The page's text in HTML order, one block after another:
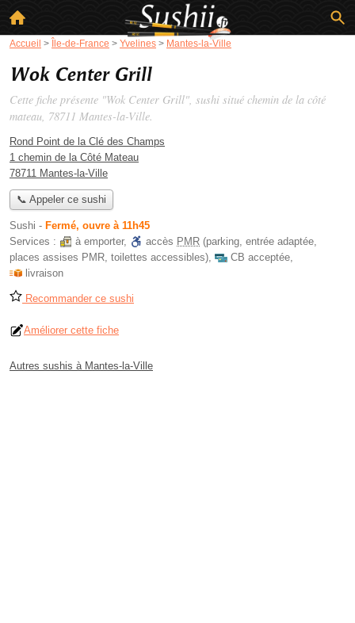
Accueil > Île-de-France > Yvelines > Mantes-la-Ville
Wok Center Grill
Cette fiche présente "Wok Center Grill", sushi situé chemin de la côté
mateau, 78711 Mantes-la-Ville.
Rond Point de la Clé des Champs
1 chemin de la Côté Mateau
78711 Mantes-la-Ville
📞 Appeler ce sushi
Sushi - Fermé, ouvre à 11h45
Services :
à emporter, accès PMR (parking, entrée adaptée,
places assises PMR, toilettes accessibles), CB acceptée,
livraison
Recommander ce sushi
Améliorer cette fiche
Autres sushis à Mantes-la-Ville